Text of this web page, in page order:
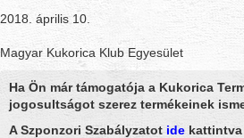
2018. április 10.
Magyar Kukorica Klub Egyesület
Ha Ön már támogatója a Kukorica
jogosultságot szerez termékeinek
A Szponzori Szabályzatot ide